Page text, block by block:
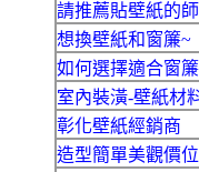
請推薦貼壁紙的
想換壁紙和窗簾~
如何選擇適合窗
室內裝潢-壁紙材
彰化壁紙經銷商
造型簡單美觀價